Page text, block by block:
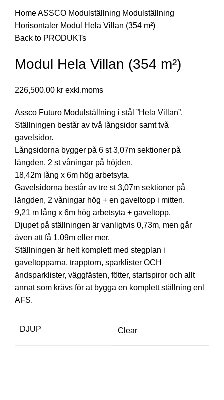
HomeASSCO Modulställning Modulställning
Horisontaler Modul Hela Villan (354 m²)
Back to PRODUKTs
Modul Hela Villan (354 m²)
226,500.00 kr
Assco Futuro Modulställning i stål ”Hela Villan”.
Ställningen består av två långsidor samt två
gavelsidor.
Långsidorna bygger på 6 st 3,07m sektioner på
längden, 2 st våningar på höjden.
18,42m lång x 6m hög arbetsyta.
Gavelsidorna består av tre st 3,07m sektioner på
längden, 2 våningar hög + en gaveltopp i mitten.
9,21 m lång x 6m hög arbetsyta + gaveltopp.
Djupet på ställningen är vanligtvis 0,73m, men går
även att få 1,09m eller mer.
Ställningen är helt komplett med stegplan i
gaveltopparna, trapptorn, sparklister OCH
ändsparklister, väggfästen, fötter, startspiror och allt
annat som krävs för at bygga en komplett ställning enl
AFS.
DJUP Clear